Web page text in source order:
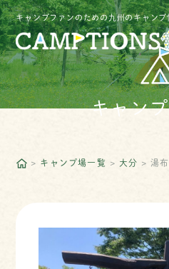
キャンプファンのための九州のキャンプ
キャン
キャンプ場一覧 大分 湯